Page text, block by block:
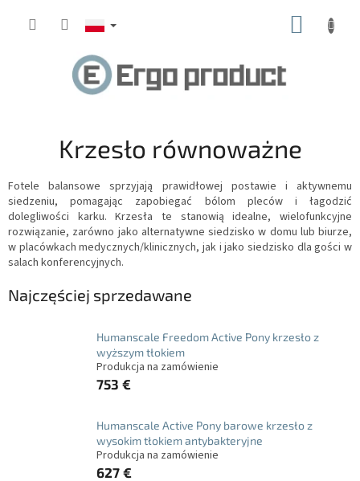
Krzesło równoważne
Fotele balansowe sprzyjają prawidłowej postawie i aktywnemu
siedzeniu, pomagając zapobiegać bólom pleców i łagodzić
dolegliwości karku. Krzesła te stanowią idealne, wielofunkcyjne
rozwiązanie, zarówno jako alternatywne siedzisko w domu lub biurze,
w placówkach medycznych/klinicznych, jak i jako siedzisko dla gości w
salach konferencyjnych.
Najczęściej sprzedawane
Humanscale Freedom Active Pony krzesło z
wyższym tłokiem
Produkcja na zamówienie
753 €
Humanscale Active Pony barowe krzesło z
wysokim tłokiem antybakteryjne
Produkcja na zamówienie
627 €